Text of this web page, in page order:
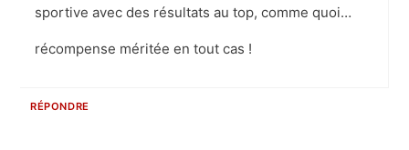
sportive avec des résultats au top, comme quoi…
récompense méritée en tout cas !
RÉPONDRE